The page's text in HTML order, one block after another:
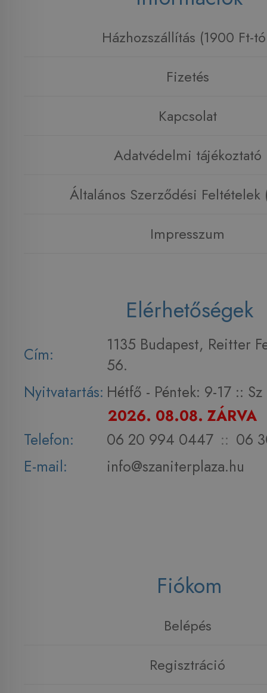
Házhozszállítás (1900 Ft-
Fizetés
Kapcsolat
Adatvédelmi tájékoztató
Általános Szerződési Feltételek
Impresszum
Elérhetőségek
Cím:
1135 Budapest, Reitter
56.
Nyitvatartás: Hétfő - Péntek: 9-17 :: Sz
2026. 08.08. ZÁRVA
Telefon:
06 20 994 0447 :: 06
E-mail:
info@szaniterplaza.hu
Fiókom
Belépés
Regisztráció